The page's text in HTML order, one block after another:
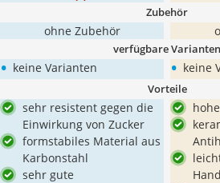
Zubehör
ohne Zubehör
verfügbare Varianten
• keine Varianten • keine
Vorteile
sehr resistent gegen die
Einwirkung von Zucker
formstabiles Material aus
Karbonstahl
sehr gute
Hand